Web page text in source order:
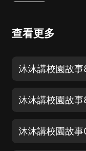
查看更多
沐沐講校園故
沐沐講校園故
沐沐講校園故事